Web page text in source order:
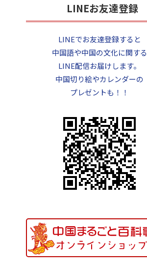
LINEお友達登録
LINEでお友達登録すると
中国語や中国の文化に関する
LINE配信お届けします。
中国切り絵やカレンダーの
プレゼントも！！